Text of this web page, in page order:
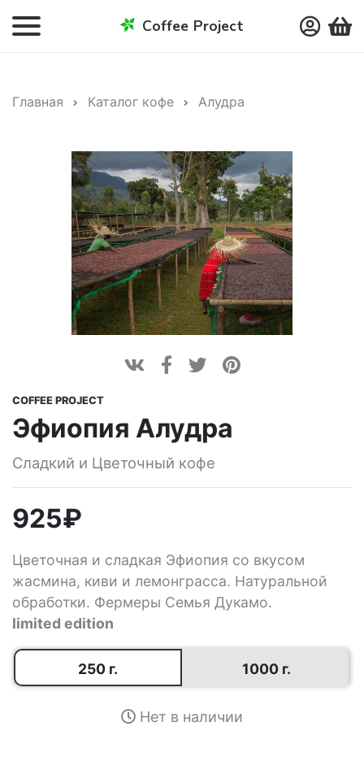
Coffee Project
Главная Каталог кофе Алудра
COFFEE PROJECT
Эфиопия Алудра
Сладкий и Цветочный кофе
925₽
Цветочная и сладкая Эфиопия со вкусом
жасмина, киви и лемонграсса. Натуральной
обработки. Фермеры Семья Дукамо.
limited edition
250 г. 1000 г.
Нет в наличии